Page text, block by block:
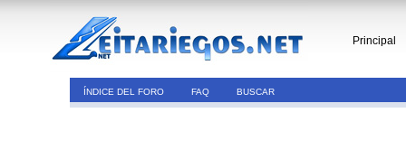
Principal
ÍNDICE DEL FORO FAQ BUSCAR